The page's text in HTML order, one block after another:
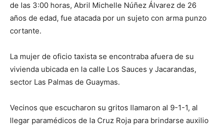
de las 3:00 horas, Abril Michelle Núñez Álvarez de 26
años de edad, fue atacada por un sujeto con arma punzo
cortante.
La mujer de oficio taxista se encontraba afuera de su
vivienda ubicada en la calle Los Sauces y Jacarandas,
sector Las Palmas de Guaymas.
Vecinos que escucharon su gritos llamaron al 9-1-1, al
llegar paramédicos de la Cruz Roja para brindarse auxilio